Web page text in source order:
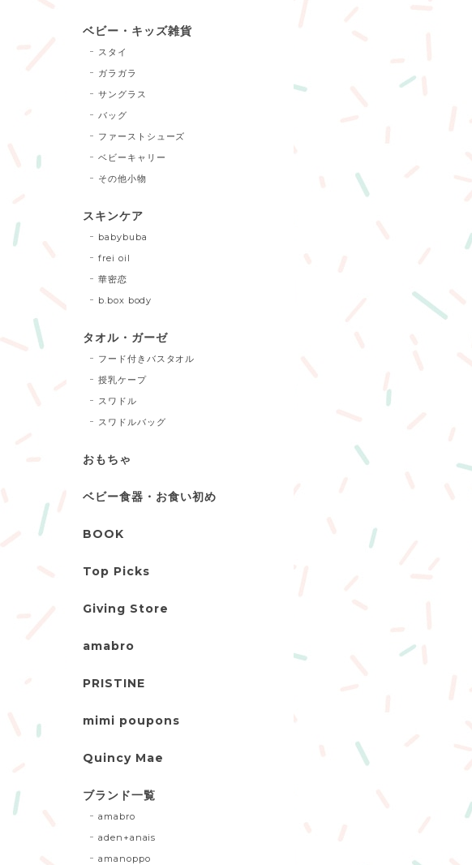
ベビー・キッズ雑貨
スタイ
ガラガラ
サングラス
バッグ
ファーストシューズ
ベビーキャリー
その他小物
スキンケア
babybuba
frei oil
華密恋
b.box body
タオル・ガーゼ
フード付きバスタオル
授乳ケープ
スワドル
スワドルバッグ
おもちゃ
ベビー食器・お食い初め
BOOK
Top Picks
Giving Store
amabro
PRISTINE
mimi poupons
Quincy Mae
ブランド一覧
amabro
aden+anais
amanoppo